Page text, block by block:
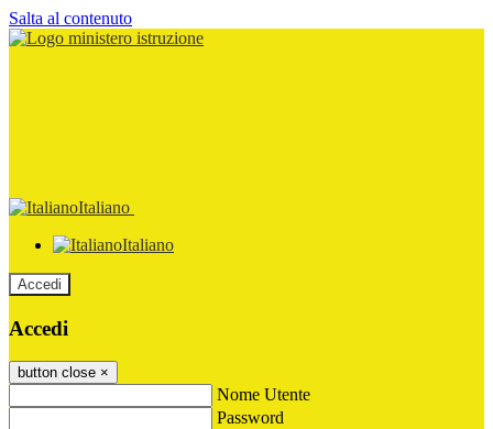
Salta al contenuto
Italiano
Italiano
Accedi
Accedi
button close ×
Nome Utente
Password